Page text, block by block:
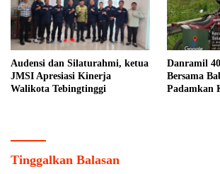
Audensi dan Silaturahmi, ketua
JMSI Apresiasi Kinerja
Walikota Tebingtinggi
Danramil
Bersama
Padamkan
Tinggalkan Balasan